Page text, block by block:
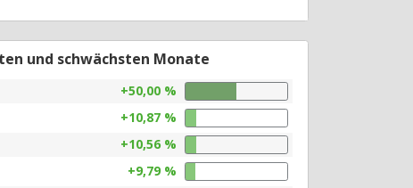
und schwächsten Monate
+50,00 %
+10,87 %
+10,56 %
+9,79 %